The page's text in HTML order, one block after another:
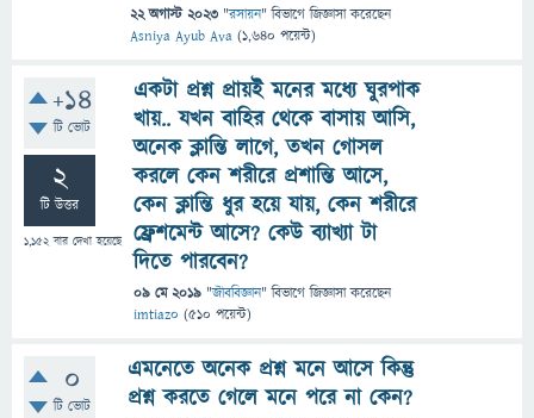
22 অগাস্ট 2023 "রসায়ন" বিভাগে জিজ্ঞাসাকরেছেন
Asniya Ayub Ava (1,640 পয়েন্ট)
+14
টি ভোট
2
টি উত্তর
1,152বার দেখা হয়েছে
একটা প্রশ্ন প্রায়ই মনের মধ্যে ঘুরপাক
খায়.. যখন বাহির থেকে বাসায় আসি,
অনেক ক্লান্তি লাগে, তখন গোসল
করলে কেন শরীরে প্রশান্তি আসে,
কেন ক্লান্তি ধুর হয়ে যায়, কেন শরীরে
ফ্রেশমেন্ট আসে? কেউ ব্যাখ্যা টা
দিতে পারবেন?
09 মে 2019 "জীববিজ্ঞান" বিভাগে জিজ্ঞাসাকরেছেন
imtiaz0 (510 পয়েন্ট)
0
টি ভোট
এমনেতে অনেক প্রশ্ন মনে আসে কিন্তু
প্রশ্ন করতে গেলে মনে পরে না কেন?